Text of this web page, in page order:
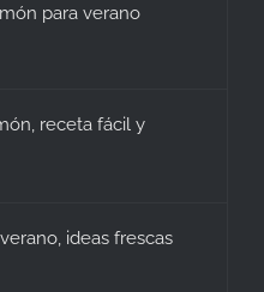
para verano
receta fácil y
ideas frescas